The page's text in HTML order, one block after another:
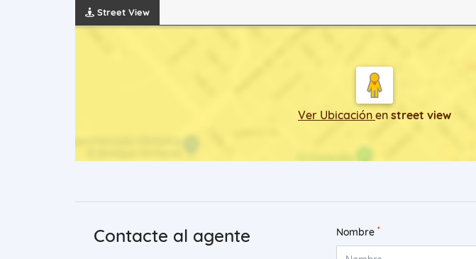
Street View
Ver Ubicación en street view
Contacte al agente Nombre *